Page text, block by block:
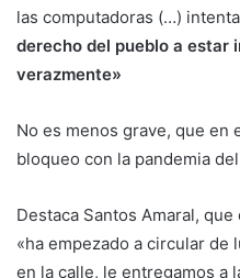
las computadoras (…)
derecho del pueblo a estar
verazmente»
No es menos grave, que en
bloqueo con la pandemia del
Destaca Santos Amaral,
«ha empezado a circular de
en la calle, le entregamos a